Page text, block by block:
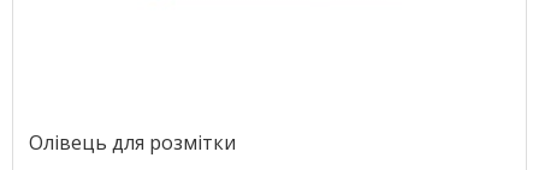
Олівець для розмітки